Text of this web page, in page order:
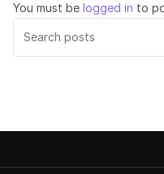
You must be logged in to